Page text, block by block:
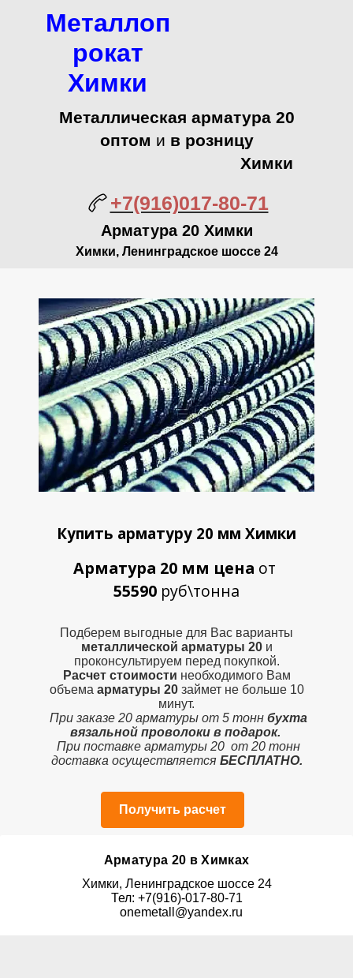
Металлоп
рокат
Химки
Металлическая арматура 20
оптом и в розницу
Химки
+7(916)017-80-71
Арматура 20 Химки
Химки, Ленинградское шоссе 24
Купить арматуру 20 мм Химки
Арматура 20 мм цена от
55590 руб\тонна
Подберем выгодные для Вас варианты
металлической арматуры 20и
проконсультируем перед покупкой.
Расчет стоимости необходимого Вам
объема арматуры 20займет не больше 10
минут.
При заказе 20 арматуры от 5 тонн бухта
вязальной проволоки в подарок.
При поставке арматуры 20 от 20 тонн
доставка осуществляется БЕСПЛАТНО.
Получить расчет
Арматура 20 в Химках
Химки, Ленинградское шоссе 24
Тел: +7(916)-017-80-71
onemetall@yandex.ru